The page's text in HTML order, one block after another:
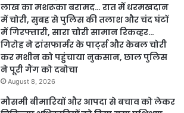
लाख का मशरूका बरामद… रात में धरमखदान
में चोरी, सुबह से पुलिस की तलाश और चंद घंटों
में गिरफ्तारी, सारा चोरी सामान रिकव्हर…
गिरोह ने ट्रांसफार्मर के पार्ट्स और केबल चोरी
कर मशीन को पहुंचाया नुकसान, छाल पुलिस
ने पूरी गैंग को दबोचा
August 8, 2026
मौसमी बीमारियों और आपदा से बचाव को लेकर